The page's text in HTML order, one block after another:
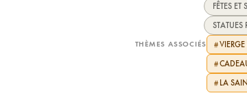
FÊTES ET
STATUES
THÈMES ASSOCIÉS #
#
# LA